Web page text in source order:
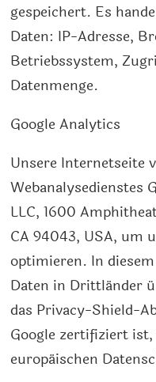
gespeichert. Es
Daten: IP-Adresse,
Betriebssystem,
Datenmenge.
Google Analytics
Unsere Internetseite
Webanalysedienstes
LLC, 1600
CA 94043, USA, um
optimieren. In
Daten in Drittländer
das Privacy-Shield-
Google zertifiziert
europäischen